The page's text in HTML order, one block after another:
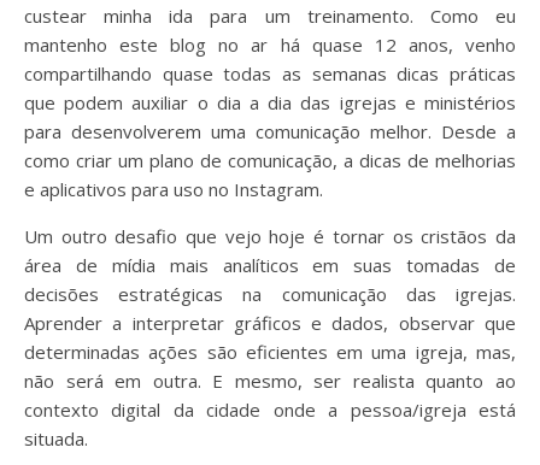
custear minha ida para um treinamento. Como eu
mantenho este blog no ar há quase 12 anos, venho
compartilhando quase todas as semanas dicas práticas
que podem auxiliar o dia a dia das igrejas e ministérios
para desenvolverem uma comunicação melhor. Desde a
como criar um plano de comunicação, a dicas de melhorias
e aplicativos para uso no Instagram.
Um outro desafio que vejo hoje é tornar os cristãos da
área de mídia mais analíticos em suas tomadas de
decisões estratégicas na comunicação das igrejas.
Aprender a interpretar gráficos e dados, observar que
determinadas ações são eficientes em uma igreja, mas,
não será em outra. E mesmo, ser realista quanto ao
contexto digital da cidade onde a pessoa/igreja está
situada.